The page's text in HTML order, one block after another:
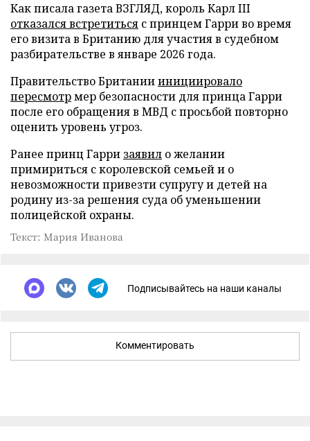
Как писала газета ВЗГЛЯД, король Карл III
отказался встретиться с принцем Гарри во время
его визита в Британию для участия в судебном
разбирательстве в январе 2026 года.
Правительство Британииинициировало
пересмотрмер безопасности для принца Гарри
после его обращения в МВД с просьбой повторно
оценить уровень угроз.
Ранее принц Гарри заявил о желании
примириться с королевской семьей и о
невозможности привезти супругу и детей на
родину из-за решения суда об уменьшении
полицейской охраны.
Текст: Мария Иванова
Подписывайтесь на наши каналы
Комментировать